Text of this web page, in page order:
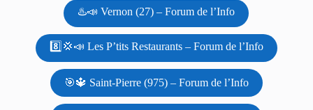
♨️📣 Vernon (27) – Forum de l’Info
8️⃣💢📣 Les P’tits Restaurants – Forum de l’Info
🎯🔱 Saint-Pierre (975) – Forum de l’Info